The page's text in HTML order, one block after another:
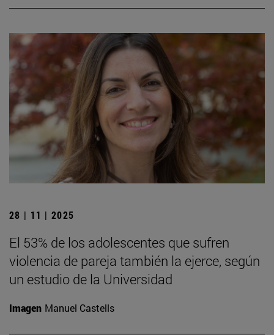
28 | 11 | 2025
El 53% de los adolescentes que sufren
violencia de pareja también la ejerce, según
un estudio de la Universidad
Imagen Manuel Castells